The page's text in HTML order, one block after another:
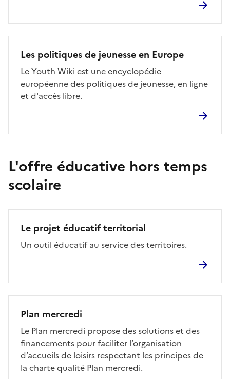
Les politiques de jeunesse en Europe
Le Youth Wiki est une encyclopédie
européenne des politiques de jeunesse, en ligne
et d'accès libre.
L'offre éducative hors temps
scolaire
Le projet éducatif territorial
Un outil éducatif au service des territoires.
Plan mercredi
Le Plan mercredi propose des solutions et des
financements pour faciliter l’organisation
d’accueils de loisirs respectant les principes de
la charte qualité Plan mercredi.